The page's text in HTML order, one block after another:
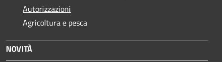
Autorizzazioni
Agricoltura e pesca
NOVITÀ